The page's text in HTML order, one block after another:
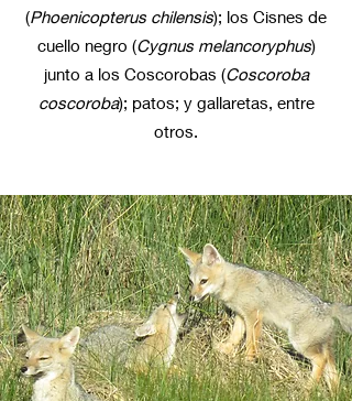
(Phoenicopterus chilensis); los Cisnes de
cuello negro (Cygnus melancoryphus)
junto a los Coscorobas (Coscoroba
coscoroba); patos; y gallaretas, entre
otros.